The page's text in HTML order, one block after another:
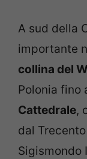
A sud della
importante
collina del
Polonia fino
Cattedrale,
dal
Sigismondo